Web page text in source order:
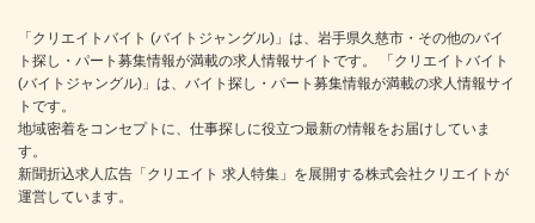
「クリエイトバイト (バイトジャングル)」は、岩手県久慈市・その他のバイ
ト探し・パート募集情報が満載の求人情報サイトです。 「クリエイトバイト
(バイトジャングル)」は、バイト探し・パート募集情報が満載の求人情報サイ
トです。
地域密着をコンセプトに、仕事探しに役立つ最新の情報をお届けしていま
す。
新聞折込求人広告「クリエイト 求人特集」を展開する株式会社クリエイトが
運営しています。